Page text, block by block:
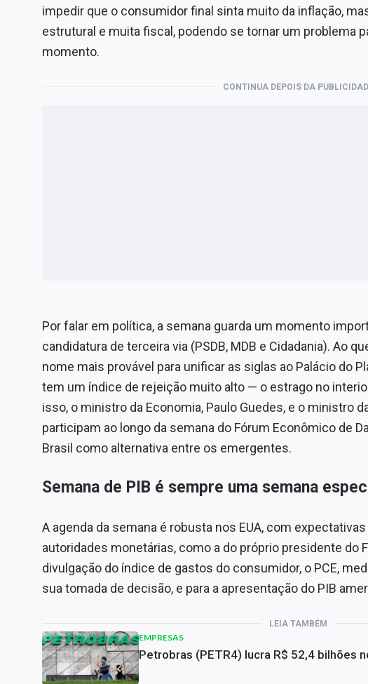
impedir que o consumidor final sinta muito da inflação,
estrutural e muita fiscal, podendo se tornar um problema
momento.
CONTINUA DEPOIS DA
Por falar em política, a semana guarda um momento
candidatura de terceira via (PSDB, MDB e Cidadania). Ao
nome mais provável para unificar as siglas ao Palácio do
tem um índice de rejeição muito alto — o estrago no
isso, o ministro da Economia, Paulo Guedes, e o ministro
participam ao longo da semana do Fórum Econômico de
Brasil como alternativa entre os emergentes.
Semana de PIB é sempre uma semana
A agenda da semana é robusta nos EUA, com
autoridades monetárias, como a do próprio presidente do
divulgação do índice de gastos do consumidor, o PCE,
sua tomada de decisão, e para a apresentação do PIB
LEIA TAMBÉM
EMPRESAS
Petrobras (PETR4) lucra R$ 52,4 bilhões